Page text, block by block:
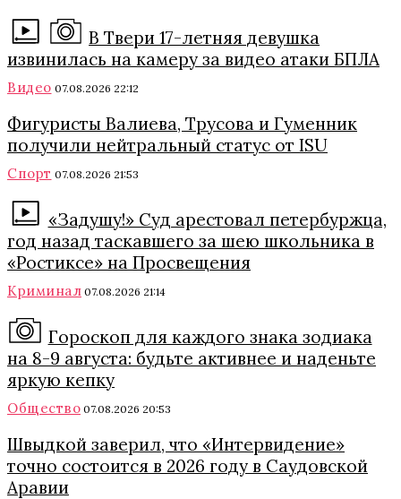
В Твери 17-летняя девушка
извинилась на камеру за видео атаки БПЛА
Видео 07.08.2026 22:12
Фигуристы Валиева, Трусова и Гуменник
получили нейтральный статус от ISU
Спорт 07.08.2026 21:53
«Задушу!» Суд арестовал петербуржца,
год назад таскавшего за шею школьника в
«Ростиксе» на Просвещения
Криминал 07.08.2026 21:14
Гороскоп для каждого знака зодиака
на 8-9 августа: будьте активнее и наденьте
яркую кепку
Общество 07.08.2026 20:53
Швыдкой заверил, что «Интервидение»
точно состоится в 2026 году в Саудовской
Аравии